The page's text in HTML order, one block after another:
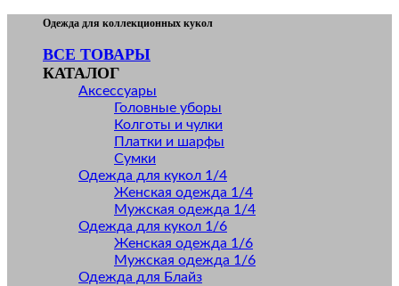
content
Одежда для коллекционных кукол
ВСЕ ТОВАРЫ
КАТАЛОГ
Аксессуары
Головные уборы
Колготы и чулки
Платки и шарфы
Сумки
Одежда для кукол 1/4
Женская одежда 1/4
Мужская одежда 1/4
Одежда для кукол 1/6
Женская одежда 1/6
Мужская одежда 1/6
Одежда для Блайз